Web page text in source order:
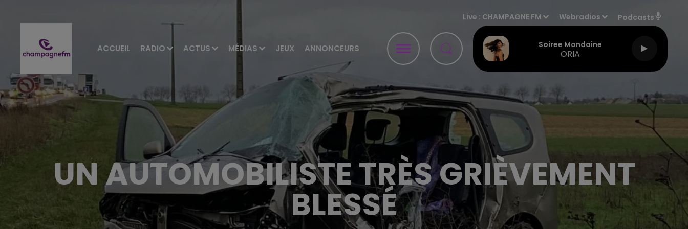
ACCUEIL RADIO ACTUS MÉDIAS JEUX ANNONCEURS
Live : CHAMPAGNE FM Webradios Podcasts
Soiree Mondaine
ORIA
UN AUTOMOBILISTE TRÈS GRIÈVEMENT
BLESSÉ